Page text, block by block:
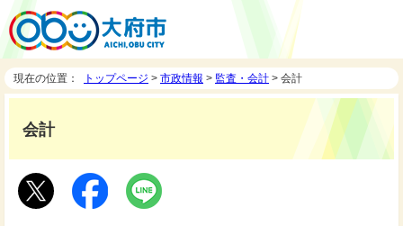
現在の位置： トップページ > 市政情報 > 監査・会計 > 会計
会計